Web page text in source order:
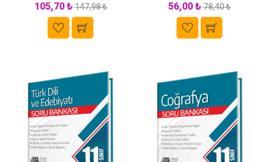
105,70 ₺147,98 ₺ 56,00 ₺78,40 ₺